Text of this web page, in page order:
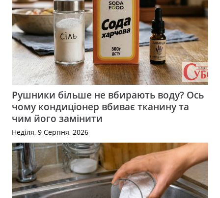
Рушники більше не вбирають воду? Ось
чому кондиціонер вбиває тканину та
чим його замінити
Неділя, 9 Серпня, 2026